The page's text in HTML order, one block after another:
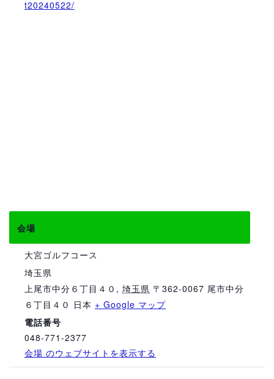
t20240522/
会場
大宮ゴルフコース
埼玉県
上尾市中分６丁目４０ , 埼玉県 〒362-0067 尾市中分
６丁目４０ 日本 + Google マップ
電話番号
048-771-2377
会場 のウェブサイトを表示する